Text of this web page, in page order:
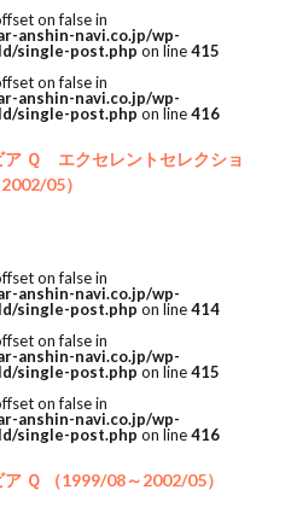
on false in
anshin-navi.co.jp/wp-
single-post.php on line415
on false in
anshin-navi.co.jp/wp-
single-post.php on line416
ア Ｑ エクセレントセレクショ
05）
on false in
anshin-navi.co.jp/wp-
single-post.php on line414
on false in
anshin-navi.co.jp/wp-
single-post.php on line415
on false in
anshin-navi.co.jp/wp-
single-post.php on line416
ア Ｑ （1999/08～2002/05）